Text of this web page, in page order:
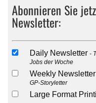
Abonnieren Sie
Newsletter:
Daily Newsletter
Jobs der Woche
Weekly Newsletter
GP-Storyletter
Large Format